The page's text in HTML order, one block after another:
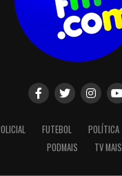
FUTEBOL POLÍTICA
PODMAIS
TV MAIS